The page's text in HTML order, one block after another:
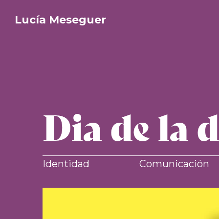
Lucía Meseguer
Dia de la
Identidad Comunicación